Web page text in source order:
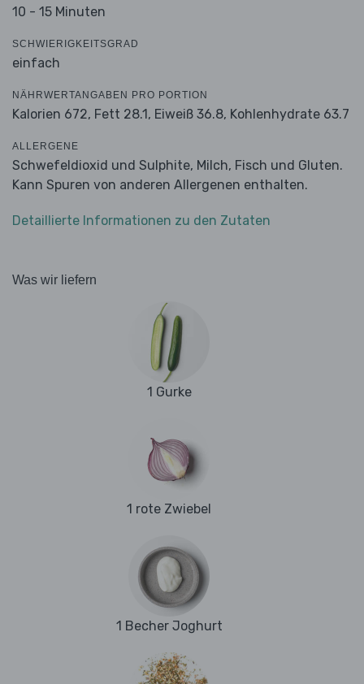
10 - 15 Minuten
SCHWIERIGKEITSGRAD
einfach
NÄHRWERTANGABEN PRO PORTION
Kalorien 672, Fett 28.1, Eiweiß 36.8, Kohlenhydrate 63.7
ALLERGENE
Schwefeldioxid und Sulphite, Milch, Fisch und Gluten.
Kann Spuren von anderen Allergenen enthalten.
Detaillierte Informationen zu den Zutaten
Was wir liefern
1 Gurke
1 rote Zwiebel
1 Becher Joghurt